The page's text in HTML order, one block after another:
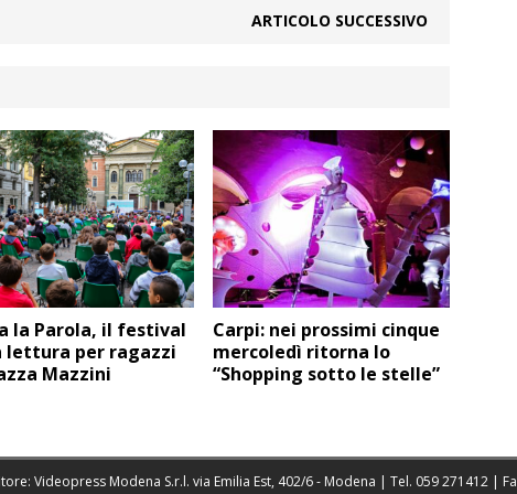
ARTICOLO SUCCESSIVO
la Parola, il festival
lettura per ragazzi
Mazzini
Carpi: nei prossimi cinque
mercoledì ritorna lo
“Shopping sotto le stelle”
Videopress Modena S.r.l. via Emilia Est, 402/6 - Modena | Tel. 059 271412 |